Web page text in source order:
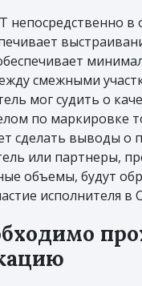
непосредственно в
смежными
мог судить о
по маркировке
сделать выводы о
или партнеры,
объемы, будут
исполнителя в